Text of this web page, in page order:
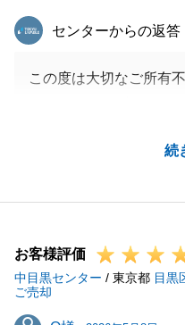
続
東急リバブル
センターからの返答
この度は大切なご所有
も自信を持ってご案内
で、無事にお役に立て
不動産のご売却は期待
よかった」と感じてい
ります。
そうした想いが少しで
お客様評価
中目黒センター / 東京都 目黒
ご売却
O様